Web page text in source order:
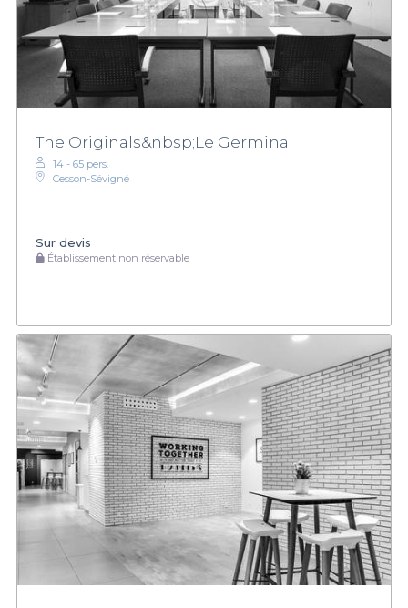
The Originals&nbsp;Le Germinal
14 - 65 pers.
Cesson-Sévigné
Sur devis
Établissement non réservable